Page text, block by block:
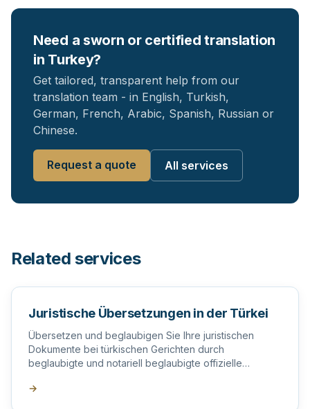
Need a sworn or certified translation
in Turkey?
Get tailored, transparent help from our
translation team - in English, Turkish,
German, French, Arabic, Spanish, Russian or
Chinese.
Request a quote All services
Related services
Juristische Übersetzungen in der Türkei
Übersetzen und beglaubigen Sie Ihre juristischen
Dokumente bei türkischen Gerichten durch
beglaubigte und notariell beglaubigte offizielle
→